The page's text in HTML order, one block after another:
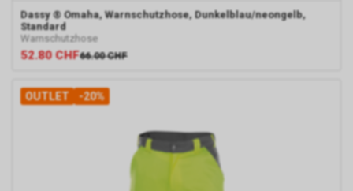
Dassy ® Omaha, Warnschutzhose, Dunkelblau/neongelb,
Standard
Warnschutzhose
52.80 CHF66.00 CHF
OUTLET -20%